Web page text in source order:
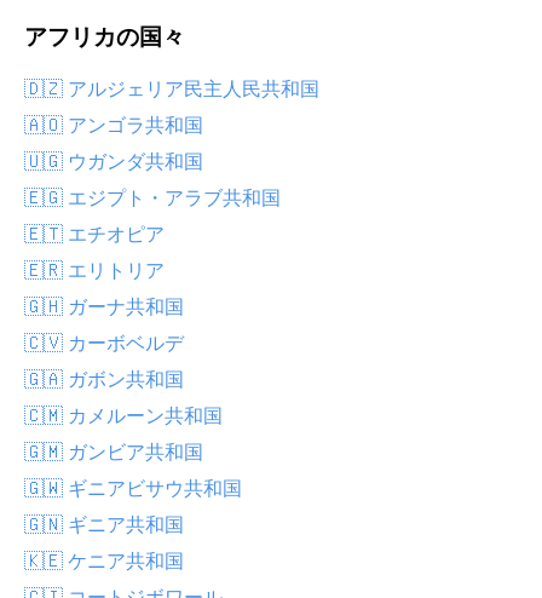
アフリカの国々
🇩🇿 アルジェリア民主人民共和国
🇦🇴 アンゴラ共和国
🇺🇬 ウガンダ共和国
🇪🇬 エジプト・アラブ共和国
🇪🇹 エチオピア
🇪🇷 エリトリア
🇬🇭 ガーナ共和国
🇨🇻 カーボベルデ
🇬🇦 ガボン共和国
🇨🇲 カメルーン共和国
🇬🇲 ガンビア共和国
🇬🇼 ギニアビサウ共和国
🇬🇳 ギニア共和国
🇰🇪 ケニア共和国